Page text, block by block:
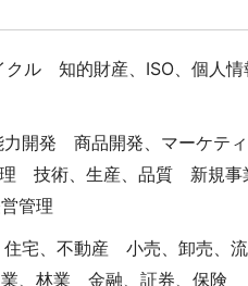
ル 知的財産、ISO、個人
開発 商品開発、マーケテ
技術、生産、品質 新規事
管理
宅、不動産 小売、卸売、
、林業 金融、証券、保険